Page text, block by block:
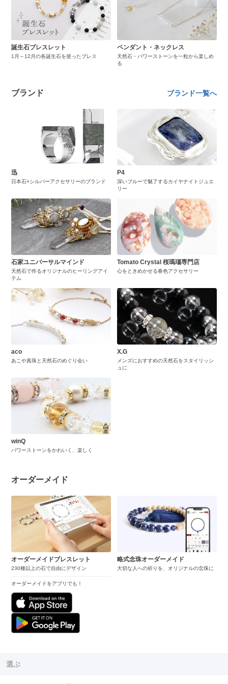
誕生石ブレスレット
1月～12月の各誕生石を使ったブレス
ペンダント・ネックレス
天然石・パワーストーンを一粒から楽しめ
る
ブランド ブランド一覧へ
迅
日本石×シルバーアクセサリーのブランド
P4
深いブルーで魅了するカイヤナイトジュエ
リー
石家ユニバーサルマインド
天然石で作るオリジナルのヒーリングアイ
テム
Tomato Crystal 桜瑪瑙専門店
心をときめかせる春色アクセサリー
aco
あこや真珠と天然石のめぐり会い
X.G
メンズにおすすめの天然石をスタイリッシ
ュに
winQ
パワーストーンをかわいく、楽しく
オーダーメイド
オーダーメイドブレスレット
230種以上の石で自由にデザイン
オーダーメイドをアプリでも！
略式念珠オーダーメイド
大切な人への祈りを、オリジナルの念珠に
選ぶ